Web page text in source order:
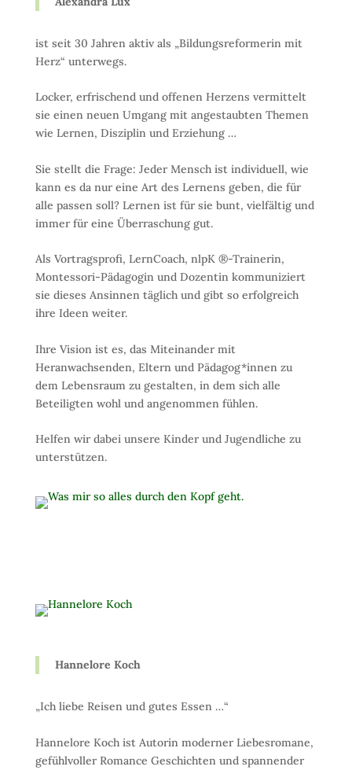
ist seit 30 Jahren aktiv als „Bildungsreformerin mit
Herz“ unterwegs.
Locker, erfrischend und offenen Herzens vermittelt
sie einen neuen Umgang mit angestaubten Themen
wie Lernen, Disziplin und Erziehung …
Sie stellt die Frage: Jeder Mensch ist individuell, wie
kann es da nur eine Art des Lernens geben, die für
alle passen soll? Lernen ist für sie bunt, vielfältig und
immer für eine Überraschung gut.
Als Vortragsprofi, LernCoach, nlpK ®-Trainerin,
Montessori-Pädagogin und Dozentin kommuniziert
sie dieses Ansinnen täglich und gibt so erfolgreich
ihre Ideen weiter.
Ihre Vision ist es, das Miteinander mit
Heranwachsenden, Eltern und Pädagog*innen zu
dem Lebensraum zu gestalten, in dem sich alle
Beteiligten wohl und angenommen fühlen.
Helfen wir dabei unsere Kinder und Jugendliche zu
unterstützen.
Hannelore Koch
„Ich liebe Reisen und gutes Essen …“
Hannelore Koch ist Autorin moderner Liebesromane,
gefühlvoller Romance Geschichten und spannender